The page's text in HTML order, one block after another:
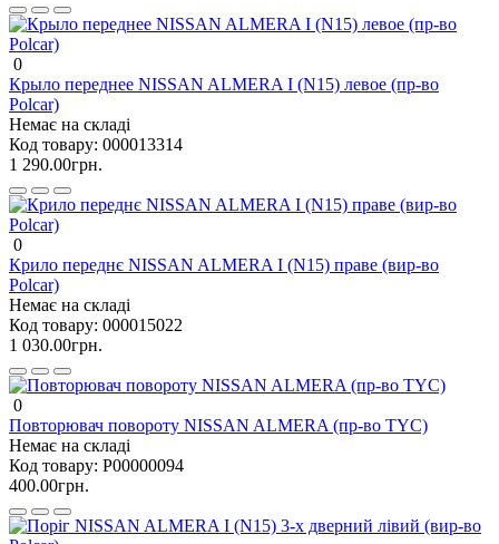
0
Крыло переднее NISSAN ALMERA I (N15) левое (пр-во
Polcar)
Немає на складі
Код товару: 000013314
1 290.00грн.
0
Крило переднє NISSAN ALMERA I (N15) праве (вир-во
Polcar)
Немає на складі
Код товару: 000015022
1 030.00грн.
0
Повторювач повороту NISSAN ALMERA (пр-во TYC)
Немає на складі
Код товару: P00000094
400.00грн.